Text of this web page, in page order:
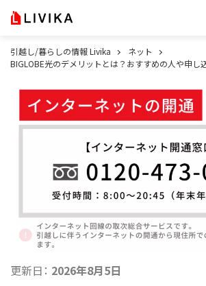
引越し/暮らしの情報 Livika
ネット
BIGLOBE光のデメリットとは？おすすめの人や申し
更新日： 2026年8月5日